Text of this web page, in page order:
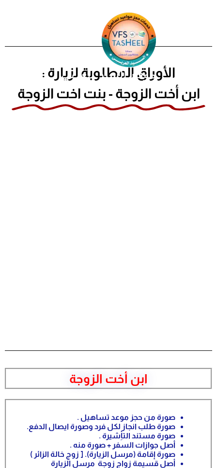
موقع السيد العربي
الأوراق المطلوبة لزيارة :
ابن أخت الزوجة - بنت اخت الزوجة
ابن أخت الزوجة
صورة من حجز موعد تساهيل .
صورة طلب انجاز لكل فرد وصورة ايصال الدفع.
صورة مستند التأِشيرة .
أصل جوازات السفر + صورة منه .
صورة إقامة (مرسل الزيارة). [ زوج خالة الزائر )
أصل قسيمة زواج زوجة مرسل الزيارة